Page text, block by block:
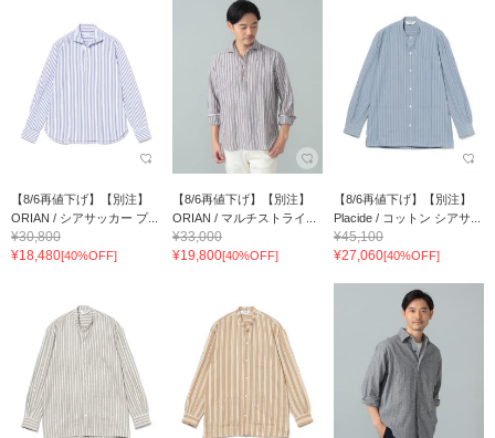
【8/6再値下げ】【別注】
ORIAN / シアサッカー プ...
¥30,800
¥18,480[40%OFF]
【8/6再値下げ】【別注】
ORIAN / マルチストライ...
¥33,000
¥19,800[40%OFF]
【8/6再値下げ】【別注】
Placide / コットン シアサ...
¥45,100
¥27,060[40%OFF]